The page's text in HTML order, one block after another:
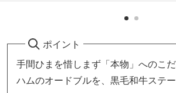
ポイント
手間ひまを惜しまず「本物」へのこ
ハムのオードブルを、黒毛和牛ステー